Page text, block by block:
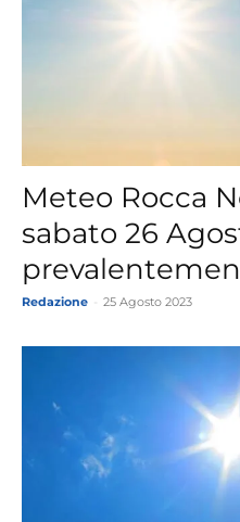
Meteo Rocca
sabato 26
Redazione 25 Agosto 2023